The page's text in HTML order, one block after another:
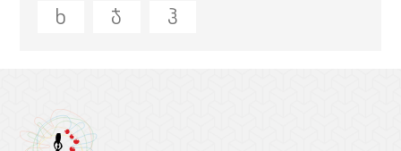
ხ
ჯ ჰ